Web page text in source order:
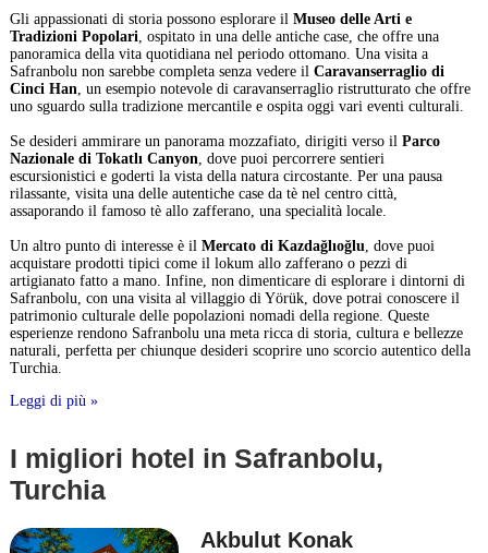
Gli appassionati di storia possono esplorare il Museo delle Arti e
Tradizioni Popolari, ospitato in una delle antiche case, che offre una
panoramica della vita quotidiana nel periodo ottomano. Una visita a
Safranbolu non sarebbe completa senza vedere il Caravanserraglio di
Cinci Han, un esempio notevole di caravanserraglio ristrutturato che offre
uno sguardo sulla tradizione mercantile e ospita oggi vari eventi culturali.
Se desideri ammirare un panorama mozzafiato, dirigiti verso il Parco
Nazionale di Tokatlı Canyon, dove puoi percorrere sentieri
escursionistici e goderti la vista della natura circostante. Per una pausa
rilassante, visita una delle autentiche case da tè nel centro città,
assaporando il famoso tè allo zafferano, una specialità locale.
Un altro punto di interesse è il Mercato di Kazdağlıoğlu, dove puoi
acquistare prodotti tipici come il lokum allo zafferano o pezzi di
artigianato fatto a mano. Infine, non dimenticare di esplorare i dintorni di
Safranbolu, con una visita al villaggio di Yörük, dove potrai conoscere il
patrimonio culturale delle popolazioni nomadi della regione. Queste
esperienze rendono Safranbolu una meta ricca di storia, cultura e bellezze
naturali, perfetta per chiunque desideri scoprire uno scorcio autentico della
Turchia.
Leggi di più »
I migliori hotel in Safranbolu,
Turchia
Akbulut Konak